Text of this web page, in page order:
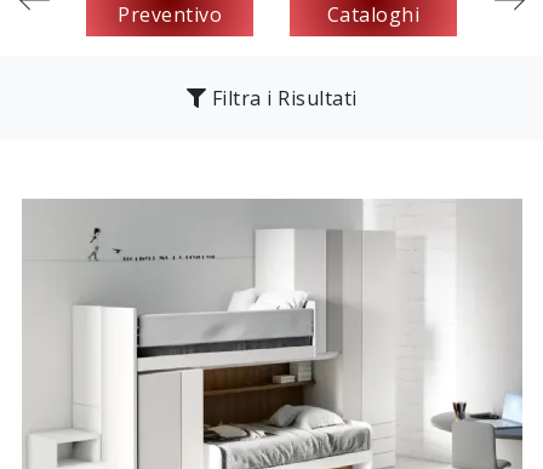
Preventivo
Cataloghi
Filtra i Risultati